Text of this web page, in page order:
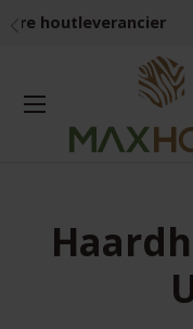
Vorige
Menu